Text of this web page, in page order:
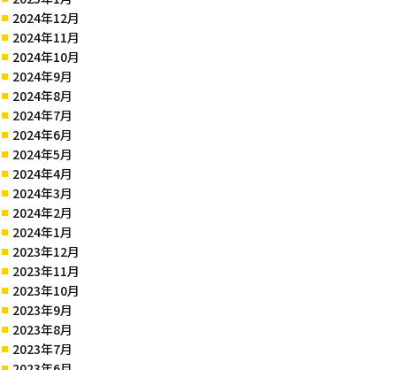
2024年12月
2024年11月
2024年10月
2024年9月
2024年8月
2024年7月
2024年6月
2024年5月
2024年4月
2024年3月
2024年2月
2024年1月
2023年12月
2023年11月
2023年10月
2023年9月
2023年8月
2023年7月